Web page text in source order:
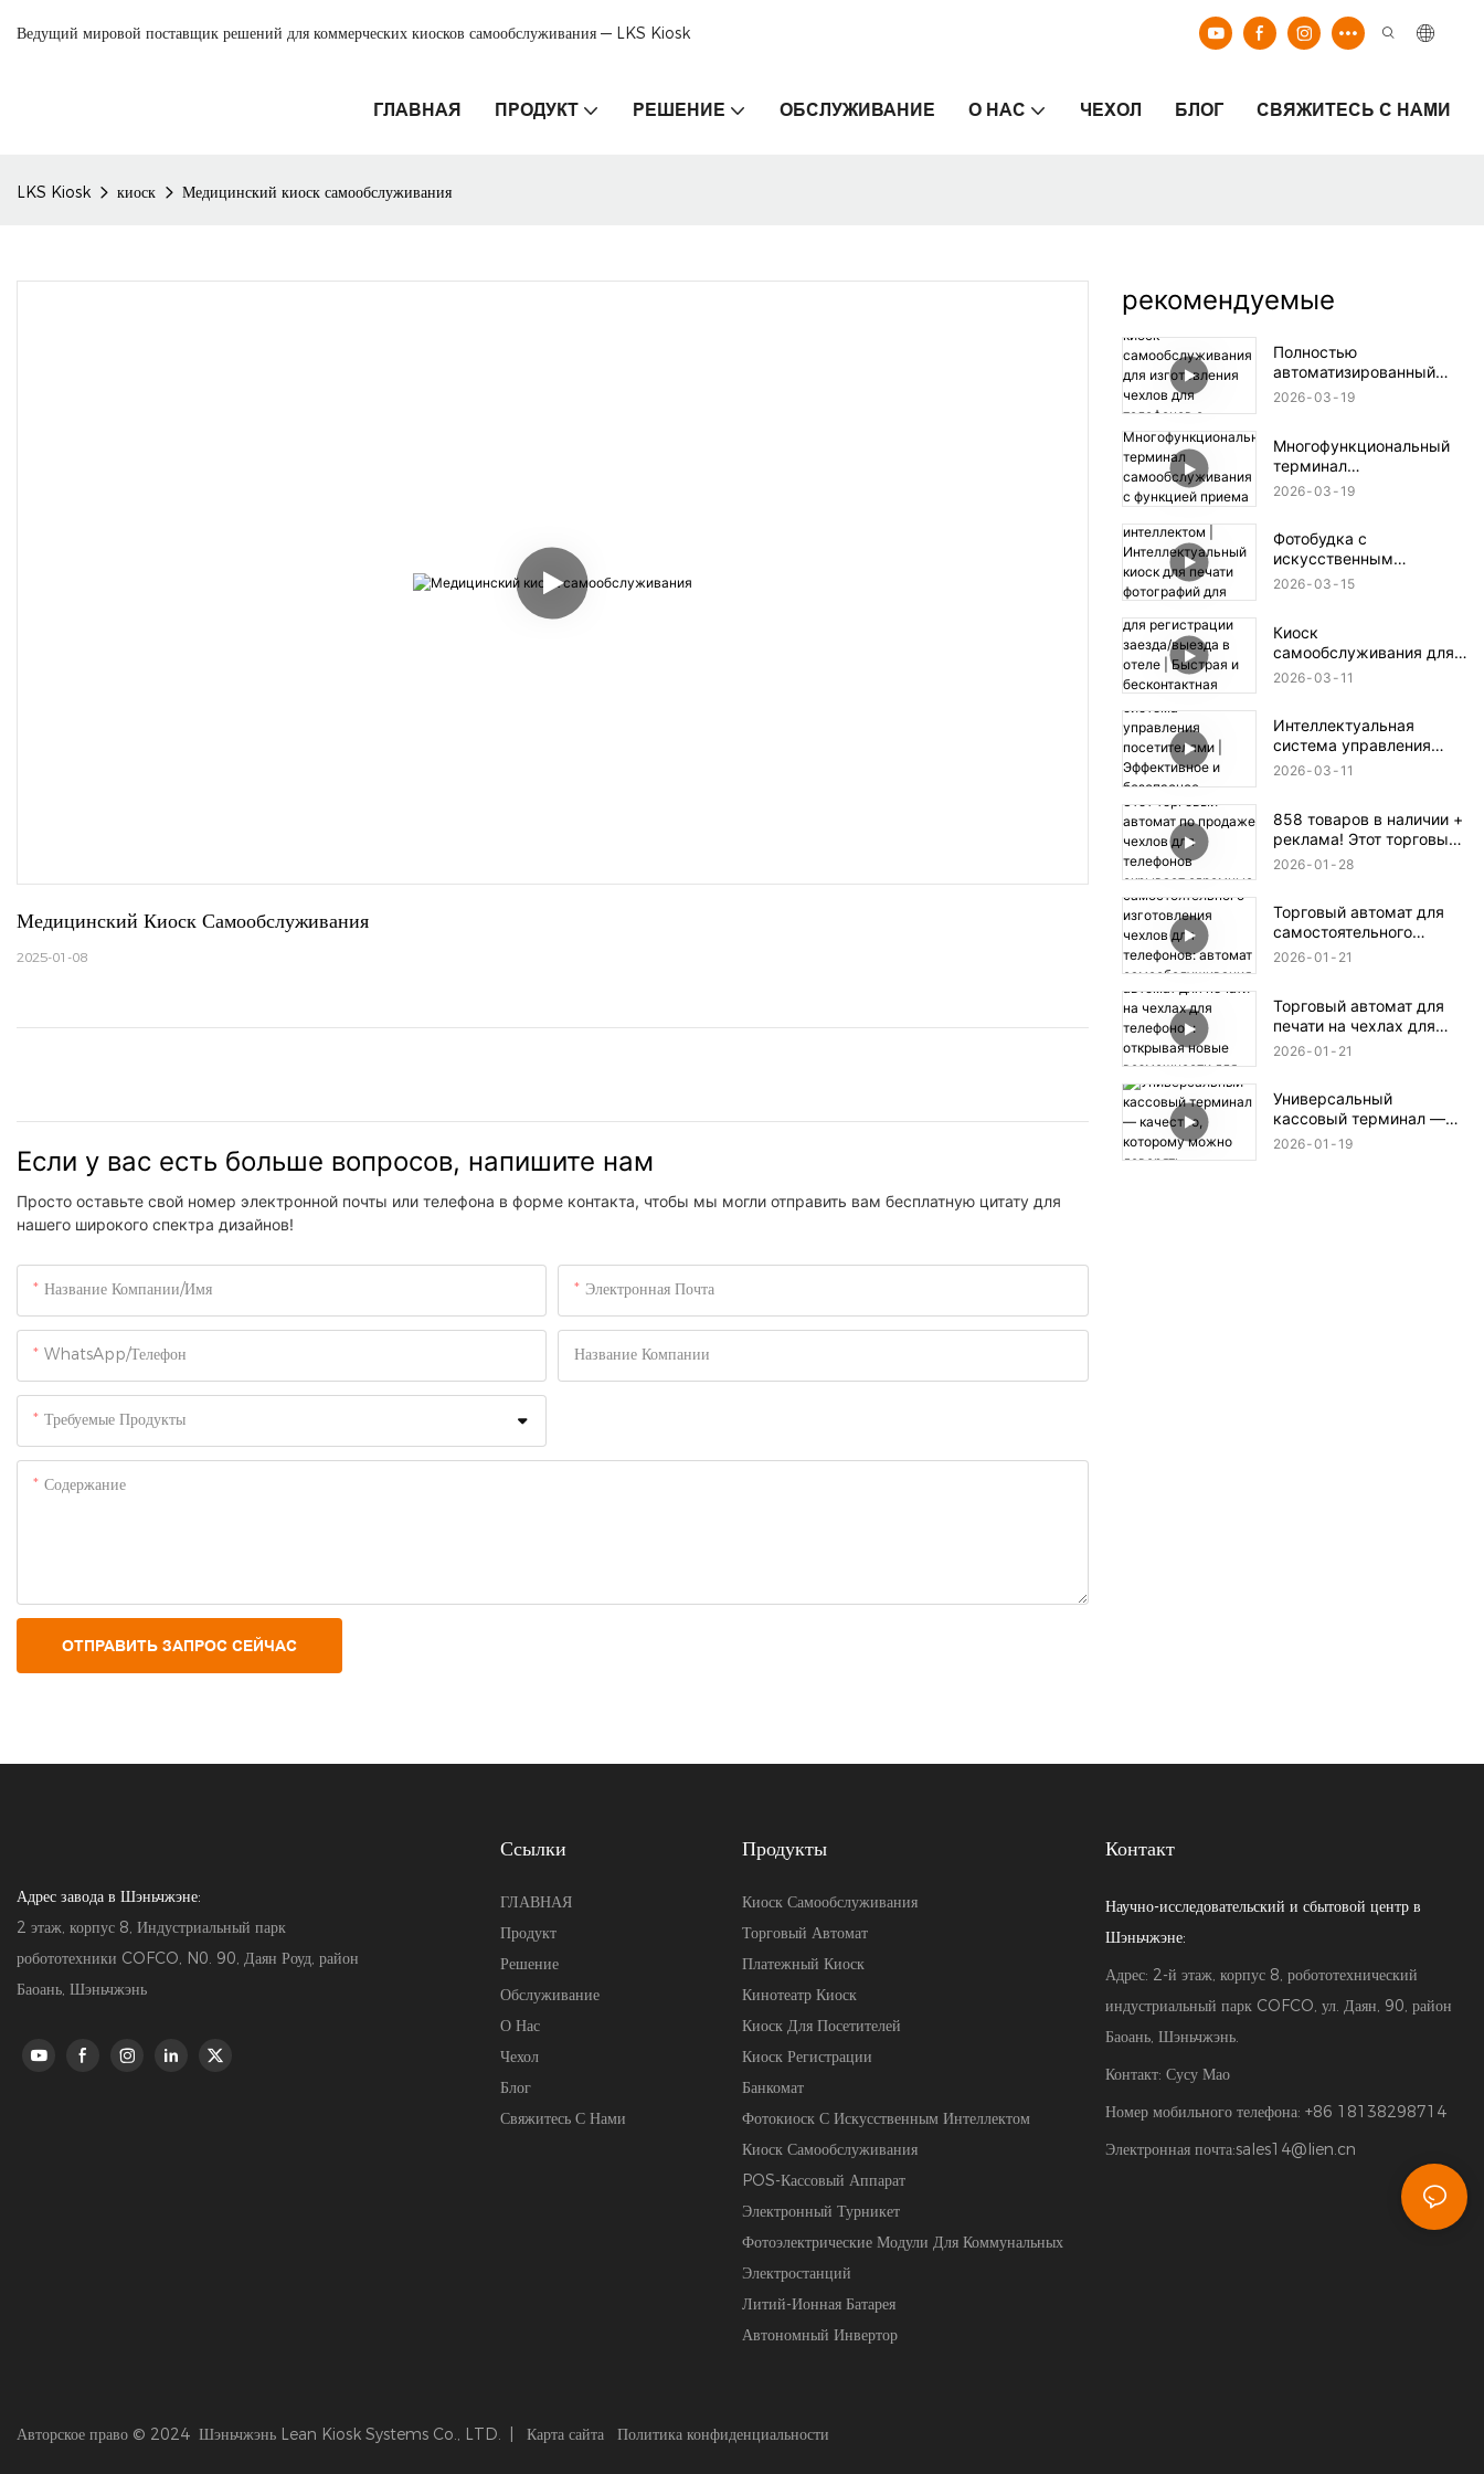
Ведущий мировой поставщик решений для коммерческих киосков самообслуживания — LKS Kiosk
ГЛАВНАЯ ПРОДУКТ РЕШЕНИЕ ОБСЛУЖИВАНИЕ О НАС ЧЕХОЛ БЛОГ СВЯЖИТЕСЬ С НАМИ
LKS Kiosk киоск Медицинский киоск самообслуживания
Медицинский Киоск Самообслуживания
2025-01-08
Если у вас есть больше вопросов, напишите нам
Просто оставьте свой номер электронной почты или телефона в форме контакта, чтобы мы могли отправить вам бесплатную цитату для
нашего широкого спектра дизайнов!
Название Компании/Имя Электронная Почта
WhatsApp/Телефон Название Компании
Требуемые Продукты
Содержание
ОТПРАВИТЬ ЗАПРОС СЕЙЧАС
рекомендуемые
Полностью
автоматизированный
киоск
телефонов с
индивидуальной
печатью.
2026 03 19
Многофункциональный
терминал
самообслуживания с
2026 03 19
Фотобудка с
искусственным
интеллектом |
для мероприятий и
розничной торговли
2026 03 15
Киоск
самообслуживания для
регистрации заезда/
бесконтактная
регистрация заезда/
выезда
2026 03 11
Интеллектуальная
система управления
посетителями |
регистрации
2026 03 11
858 товаров в наличии +
реклама! Этот торговый
автомат по продаже
возможности для
бизнеса.
2026 01 28
Торговый автомат для
самостоятельного
изготовления чехлов для
изготовление в один
клик.
2026 01 21
Торговый автомат для
печати на чехлах для
телефонов: открывая
2026 01 21
Универсальный
кассовый терминал —
качество, которому
2026 01 19
Адрес завода в Шэньчжэне:
2 этаж, корпус 8, Индустриальный парк
робототехники COFCO, N0. 90, Даян Роуд, район
Баоань, Шэньчжэнь
Ссылки
ГЛАВНАЯ
Продукт
Решение
Обслуживание
О Нас
Чехол
Блог
Свяжитесь С Нами
Продукты
Киоск Самообслуживания
Торговый Автомат
Платежный Киоск
Кинотеатр Киоск
Киоск Для Посетителей
Киоск Регистрации
Банкомат
Фотокиоск С Искусственным Интеллектом
Киоск Самообслуживания
POS-Кассовый Аппарат
Электронный Турникет
Фотоэлектрические Модули Для Коммунальных
Электростанций
Литий-Ионная Батарея
Автономный Инвертор
Контакт
Научно-исследовательский и сбытовой центр в
Шэньчжэне:
Адрес: 2-й этаж, корпус 8, робототехнический
индустриальный парк COFCO, ул. Даян, 90, район
Баоань, Шэньчжэнь.
Контакт: Сусу Мао
Номер мобильного телефона: +86 18138298714
Электронная почта:sales14@lien.cn
Авторское право © 2024 Шэньчжэнь Lean Kiosk Systems Co., LTD. | Карта сайта Политика конфиденциальности